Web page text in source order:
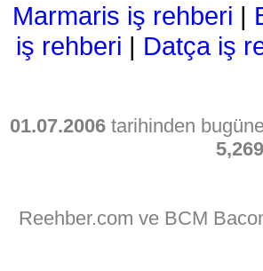
Marmaris iş rehberi |
iş rehberi | Datça iş
01.07.2006 tarihinden
5,269
Reehber.com ve BCM